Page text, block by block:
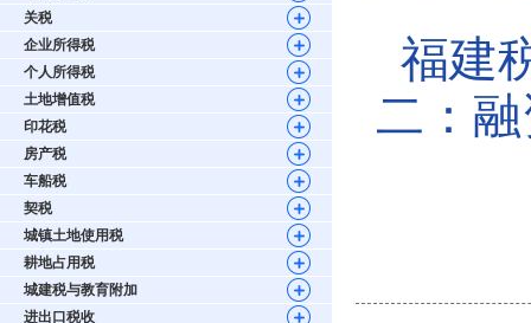
关税
企业所得税
个人所得税
土地增值税
印花税
房产税
车船税
契税
城镇土地使用税
耕地占用税
城建税与教育附加
进出口税收
福建
二：